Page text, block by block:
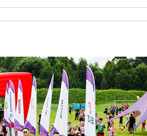
рассорить Россию и Казахстан
обречены на провал
02:00 Ни один водоем Англии
не соответствует нормам
химической безопасности